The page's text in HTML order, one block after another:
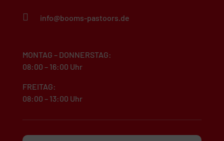
info@booms-pastoors.de
MONTAG – DONNERSTAG:
08:00 – 16:00 Uhr
FREITAG:
08:00 – 13:00 Uhr